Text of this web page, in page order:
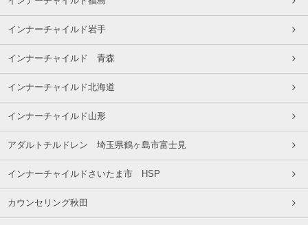
インナーチャイルド岩手
インナーチャイルド 青森
インナーチャイルド北海道
インナーチャイルド山形
アダルトチルドレン 埼玉県鶴ヶ島市富士見
インナーチャイルドさいたま市 HSP
カウンセリング秋田